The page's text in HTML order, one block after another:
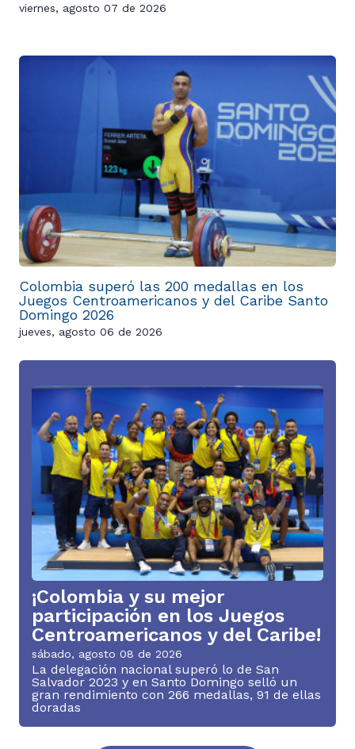
viernes, agosto 07 de 2026
Colombia superó las 200 medallas en los
Juegos Centroamericanos y del Caribe Santo
Domingo 2026
jueves, agosto 06 de 2026
¡Colombia y su mejor
participación en los Juegos
Centroamericanos y del Caribe!
sábado, agosto 08 de 2026
La delegación nacional superó lo de San
Salvador 2023 y en Santo Domingo selló un
gran rendimiento con 266 medallas, 91 de ellas
doradas